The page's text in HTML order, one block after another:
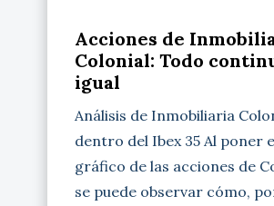
Acciones de
Colonial: Todo
igual
Análisis de Inmobiliaria
dentro del Ibex 35 Al poner
gráfico de las acciones de
se puede observar cómo,